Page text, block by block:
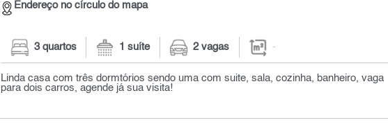
Endereço no círculo do mapa
3 quartos 1 suíte 2 vagas -
Linda casa com três dormtórios sendo uma com suite, sala, cozinha, banheiro, vaga
para dois carros, agende já sua visita!